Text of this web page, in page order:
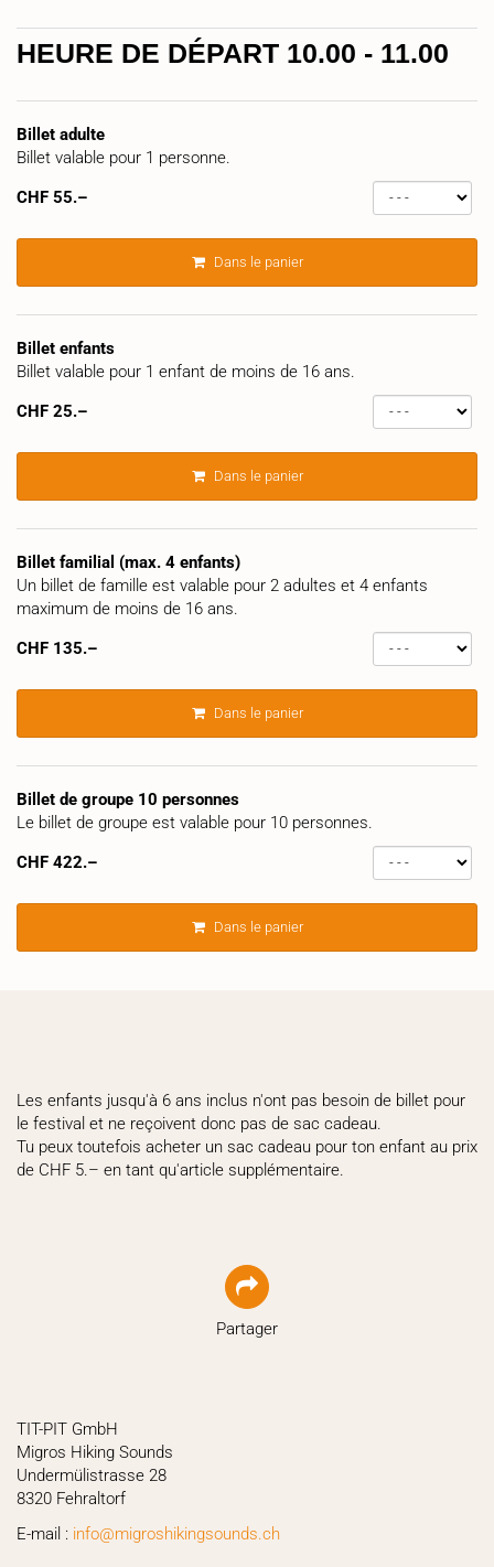
HEURE DE DÉPART 10.00 - 11.00
Billet adulte
Billet valable pour 1 personne.
CHF 55.–
Dans le panier
Billet enfants
Billet valable pour 1 enfant de moins de 16 ans.
CHF 25.–
Dans le panier
Billet familial (max. 4 enfants)
Un billet de famille est valable pour 2 adultes et 4 enfants
maximum de moins de 16 ans.
CHF 135.–
Dans le panier
Billet de groupe 10 personnes
Le billet de groupe est valable pour 10 personnes.
CHF 422.–
Dans le panier
Les enfants jusqu'à 6 ans inclus n'ont pas besoin de billet pour
le festival et ne reçoivent donc pas de sac cadeau.
Tu peux toutefois acheter un sac cadeau pour ton enfant au prix
de CHF 5.– en tant qu'article supplémentaire.
Partager
TIT-PIT GmbH
Migros Hiking Sounds
Undermülistrasse 28
8320 Fehraltorf
E-mail : hc.sdnuosgnikihsorgim@ofni